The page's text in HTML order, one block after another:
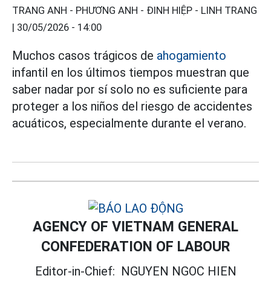
TRANG ANH - PHƯƠNG ANH - ĐINH HIỆP - LINH TRANG
| 30/05/2026 - 14:00
Muchos casos trágicos de ahogamiento
infantil en los últimos tiempos muestran que
saber nadar por sí solo no es suficiente para
proteger a los niños del riesgo de accidentes
acuáticos, especialmente durante el verano.
AGENCY OF VIETNAM GENERAL
CONFEDERATION OF LABOUR
Editor-in-Chief: NGUYEN NGOC HIEN